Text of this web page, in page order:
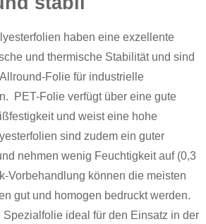
haben eine exzellente
und thermische Stabilität und sind
Folie für industrielle
PET-Folie verfügt über eine gute
und weist eine hohe
sind zudem ein guter
nehmen wenig Feuchtigkeit auf (0,3
Vorbehandlung können die meisten
gut und homogen bedruckt werden.
Spezialfolie ideal für den Einsatz in der